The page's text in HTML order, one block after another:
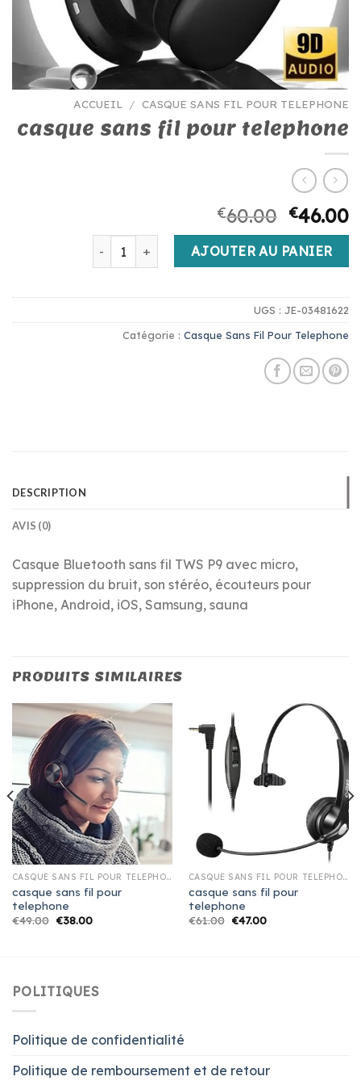
ACCUEIL / CASQUE SANS FIL POUR TELEPHONE
casque sans fil pour telephone
€60.00 €46.00
quantité de casque sans fil pour telephone
AJOUTER AU PANIER
UGS : JE-03481622
Catégorie : Casque Sans Fil Pour Telephone
DESCRIPTION
AVIS (0)
Casque Bluetooth sans fil TWS P9 avec micro,
suppression du bruit, son stéréo, écouteurs pour
iPhone, Android, iOS, Samsung, sauna
PRODUITS SIMILAIRES
CASQUE SANS FIL POUR TELEPHONE
casque sans fil pour
telephone
€49.00 €38.00
CASQUE SANS FIL POUR TELEPHONE
casque sans fil pour
telephone
€61.00 €47.00
POLITIQUES
Politique de confidentialité
Politique de remboursement et de retour